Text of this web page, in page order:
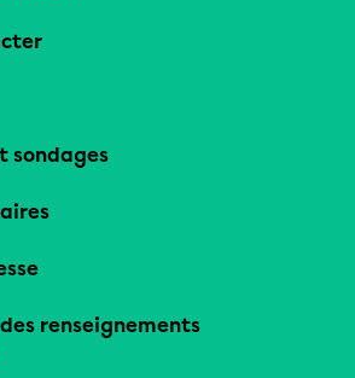
sondages
renseignements